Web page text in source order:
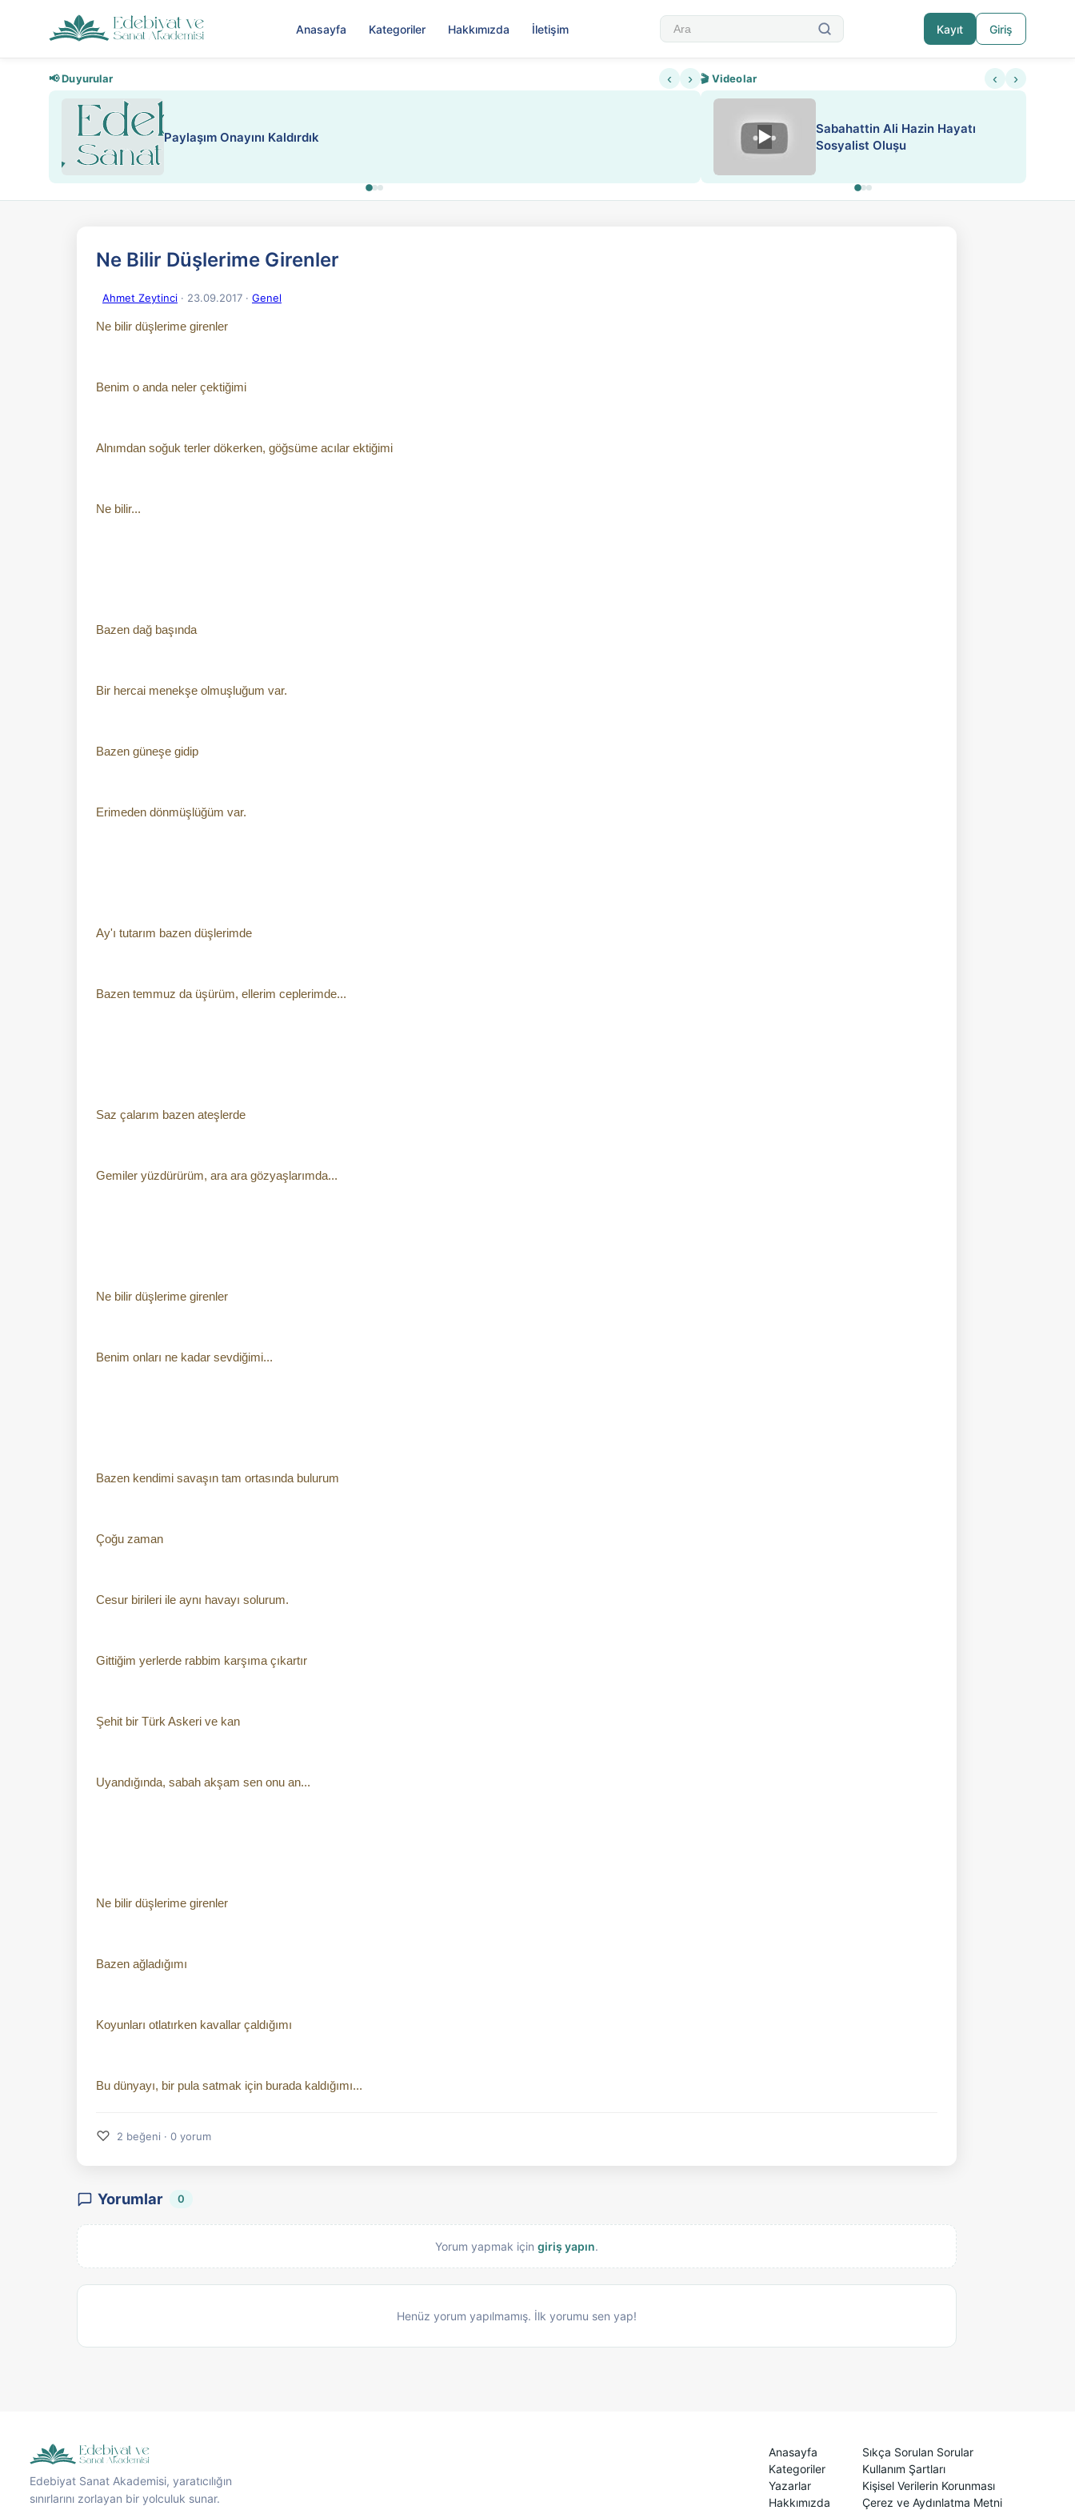
Anasayfa Kategoriler Hakkımızda İletişim Kayıt Giriş
📢 Duyurular ‹ ›
Nadir içeriklere kısıtlama ve kredi sistemi getirildi ESA 'da Sen de Paylaş
🎬 Videolar ‹ ›
▶
ATEŞ YAKMAK KONU ÖZET J.
LONDON
Ne Bilir Düşlerime Girenler
Ahmet Zeytinci · 23.09.2017 · Genel
Ne bilir düşlerime girenler
Benim o anda neler çektiğimi
Alnımdan soğuk terler dökerken, göğsüme acılar ektiğimi
Ne bilir...
Bazen dağ başında
Bir hercai menekşe olmuşluğum var.
Bazen güneşe gidip
Erimeden dönmüşlüğüm var.
Ay'ı tutarım bazen düşlerimde
Bazen temmuz da üşürüm, ellerim ceplerimde...
Saz çalarım bazen ateşlerde
Gemiler yüzdürürüm, ara ara gözyaşlarımda...
Ne bilir düşlerime girenler
Benim onları ne kadar sevdiğimi...
Bazen kendimi savaşın tam ortasında bulurum
Çoğu zaman
Cesur birileri ile aynı havayı solurum.
Gittiğim yerlerde rabbim karşıma çıkartır
Şehit bir Türk Askeri ve kan
Uyandığında, sabah akşam sen onu an...
Ne bilir düşlerime girenler
Bazen ağladığımı
Koyunları otlatırken kavallar çaldığımı
Bu dünyayı, bir pula satmak için burada kaldığımı...
♡ 2 beğeni · 0 yorum
Yorumlar 0
Yorum yapmak için giriş yapın.
Henüz yorum yapılmamış. İlk yorumu sen yap!
Edebiyat Sanat Akademisi, yaratıcılığın
sınırlarını zorlayan bir yolculuk sunar.
Anasayfa
Kategoriler
Yazarlar
Hakkımızda
Sıkça Sorulan Sorular
Kullanım Şartları
Kişisel Verilerin Korunması
Çerez ve Aydınlatma Metni